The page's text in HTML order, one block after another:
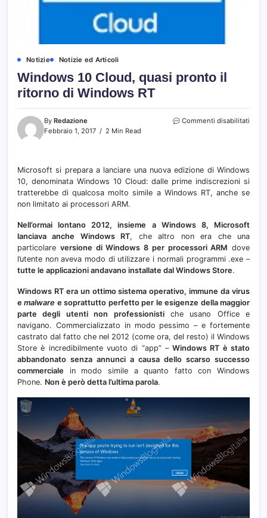
Notizie Notizie ed Articoli
Windows 10 Cloud, quasi pronto il
ritorno di Windows RT
By Redazione
Febbraio 1, 2017
2 Min Read
Commenti disabilitati
il
Microsoft si prepara a lanciare una nuova edizione di Windows
10, denominata Windows 10 Cloud: dalle prime indiscrezioni si
tratterebbe di qualcosa molto simile a Windows RT, anche se
non limitato ai processori ARM.
Nell’ormai lontano 2012, insieme a Windows 8, Microsoft
lanciava anche Windows RT, che altro non era che una
particolare versione di Windows 8 per processori ARM dove
l’utente non aveva modo di utilizzare i normali programmi .exe –
tutte le applicazioni andavano installate dal Windows Store.
Windows RT era un ottimo sistema operativo, immune da virus
emalware e soprattutto perfetto per le esigenze della maggior
parte degli utenti non professionistiche usano Office e
navigano. Commercializzato in modo pessimo – e fortemente
castrato dal fatto che nel 2012 (come ora, del resto) il Windows
Store è incredibilmente vuoto di “app” –Windows RT è stato
abbandonato senza annunci a causa dello scarso successo
commerciale in modo simile a quanto fatto con Windows
Phone. Non è però detta l’ultima parola.